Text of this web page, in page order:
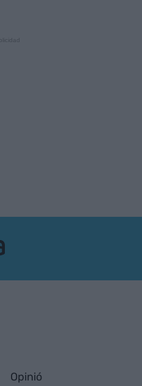
Opinió